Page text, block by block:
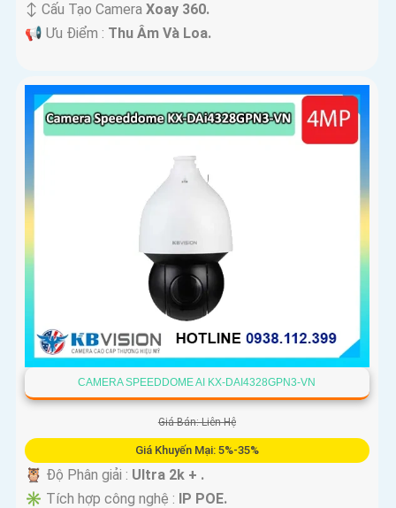
↕️ Cấu Tạo Camera Xoay 360.
️📢 Ưu Điểm : Thu Âm Và Loa.
CAMERA SPEEDDOME AI KX-DAI4328GPN3-VN
Giá Bán: Liên Hệ
Giá Khuyến Mại: 5%-35%
🦉 Độ Phân giải : Ultra 2k + .
✳️ Tích hợp công nghệ : IP POE.